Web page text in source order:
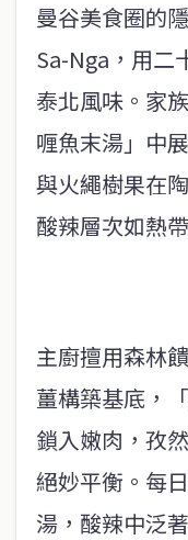
曼谷美食圈的
Sa-Nga，用二
泰北風味。家
喱魚末湯」中
與火繩樹果在
酸辣層次如熱
主廚擅用森林
薑構築基底，
鎖入嫩肉，孜
絕妙平衡。每
湯，酸辣中泛